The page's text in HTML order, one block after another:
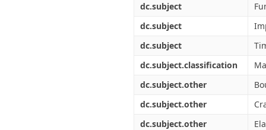
dc.subject
dc.subject
dc.subject
dc.subject.classification
dc.subject.other
dc.subject.other
dc.subject.other